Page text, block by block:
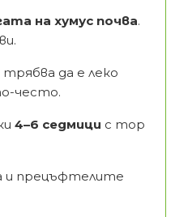
на хумус почва.
да е леко
често.
4–6 седмици с тор
и прецъфтелите